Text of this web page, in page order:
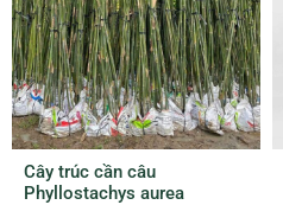
Cây trúc cần câu
Phyllostachys aurea